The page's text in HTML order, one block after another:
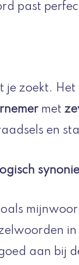
past
je zoekt.
met
en
logisch
aan bij